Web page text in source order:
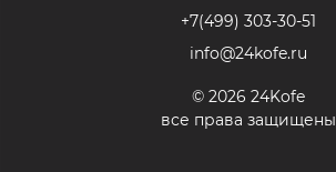
+7(499) 303-30-51
info@24kofe.ru
© 2026 24Kofe
все права защищены